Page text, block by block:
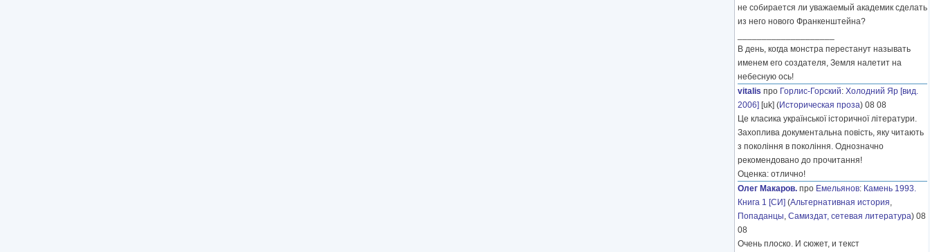
не собирается ли уважаемый академик сделать
из него нового Франкенштейна?
В день, когда монстра перестанут называть
именем его создателя, Земля налетит на
небесную ось!
vitalis про Горлис-Горский: Холодний Яр [вид.
2006] [uk] (Историческая проза) 08 08
Це класика української історичної літератури.
Захоплива документальна повість, яку читають
з покоління в покоління. Однозначно
рекомендовано до прочитання!
Оценка: отлично!
Олег Макаров. про Емельянов: Камень 1993.
Книга 1 [СИ] (Альтернативная история,
Попаданцы, Самиздат, сетевая литература) 08
08
Очень плоско. И сюжет, и текст